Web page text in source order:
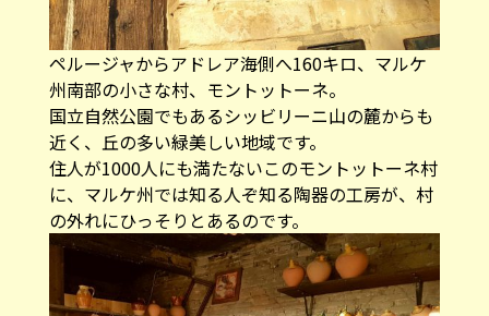
ペルージャからアドレア海側へ160キロ、マルケ
州南部の小さな村、モントットーネ。
国立自然公園でもあるシッビリーニ山の麓からも
近く、丘の多い緑美しい地域です。
住人が1000人にも満たないこのモントットーネ村
に、マルケ州では知る人ぞ知る陶器の工房が、村
の外れにひっそりとあるのです。